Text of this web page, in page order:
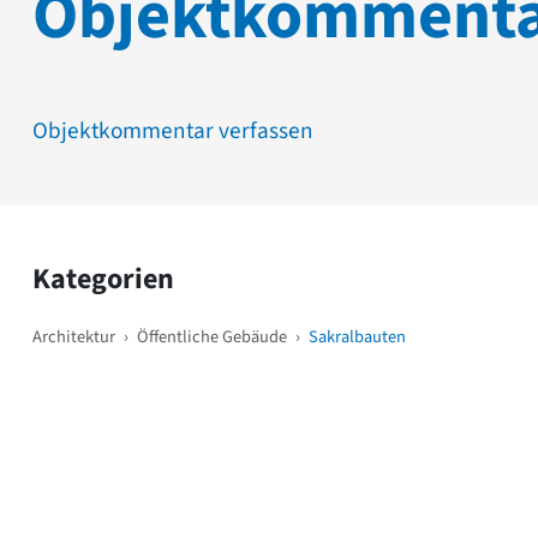
Objektkommentar verfassen
Kategorien
Architektur › Öffentliche Gebäude › Sakralbauten